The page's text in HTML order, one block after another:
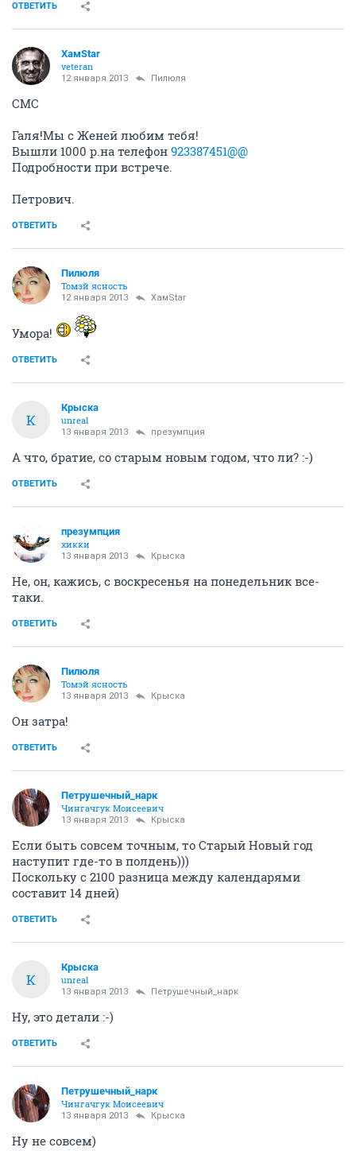
ОТВЕТИТЬ
ХамStar
veteran
12 января 2013 Пилюля
СМС
Галя!Мы с Женей любим тебя!
Вышли 1000 р.на телефон 923387451@@
Подробности при встрече.
Петрович.
ОТВЕТИТЬ
Пилюля
Томэй ясность
12 января 2013 ХамStar
Умора!
ОТВЕТИТЬ
К
Крыска
unreal
13 января 2013 презумпция
А что, братие, со старым новым годом, что ли? :-)
ОТВЕТИТЬ
презумпция
хикки
13 января 2013 Крыска
Не, он, кажись, с воскресенья на понедельник все-
таки.
ОТВЕТИТЬ
Пилюля
Томэй ясность
13 января 2013 Крыска
Он затра!
ОТВЕТИТЬ
Петрушечный_нарк
Чингачгук Моисеевич
13 января 2013 Крыска
Если быть совсем точным, то Старый Новый год
наступит где-то в полдень)))
Поскольку с 2100 разница между календарями
составит 14 дней)
ОТВЕТИТЬ
К
Крыска
unreal
13 января 2013 Петрушечный_нарк
Ну, это детали :-)
ОТВЕТИТЬ
Петрушечный_нарк
Чингачгук Моисеевич
13 января 2013 Крыска
Ну не совсем)